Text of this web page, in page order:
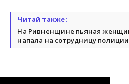
Читай также:
На Ривненщине пьяная
напала на сотрудницу полиции